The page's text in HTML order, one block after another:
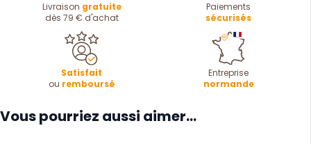
Livraison gratuite
dès 79 € d'achat
Paiements
sécurisés
Satisfait
ou remboursé
Entreprise
normande
Vous pourriez aussi aimer...